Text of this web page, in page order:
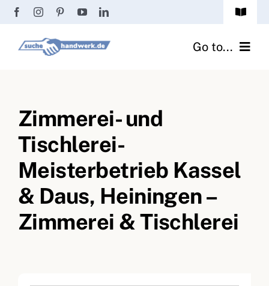
Zum
springen
Toggle
Passwort vergessen? Go to...
Fliesenrechner
Handwerker Ratgeber
Wir über uns
Zimmerei- und
Tischlerei-
Meisterbetrieb Kassel
& Daus, Heiningen –
Zimmerei & Tischlerei